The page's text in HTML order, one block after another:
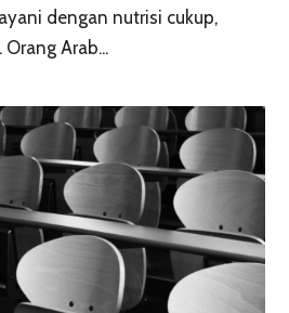
dengan nutrisi cukup,
Arab...